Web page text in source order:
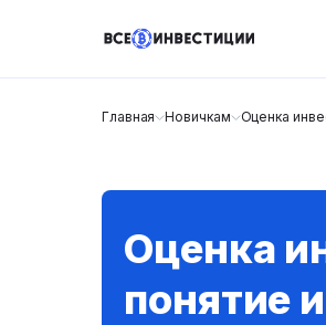
Главная Новичкам Оценка
Оценка
понятие